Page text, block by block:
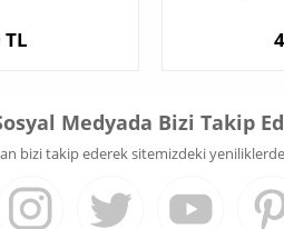
Medyada Bizi Takip
bizi takip ederek sitemizdeki